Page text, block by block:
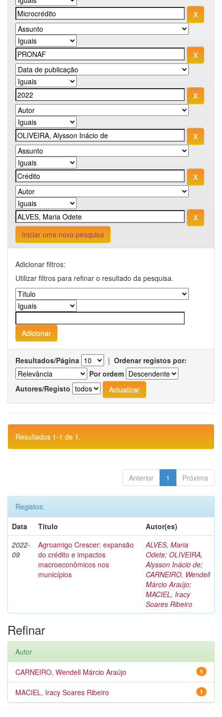
Iniciar uma nova pesquisa
Adicionar filtros:
Utilizar filtros para refinar o resultado da pesquisa.
Resultados/Página | Ordenar registos por:
Por ordem
Autores/Registo
Resultados 1-1 de 1.
Anterior 1 Próxima
Registos:
Data
Título
Autor(es)
2022-
09
Agroamigo Crescer: expansão
do crédito e impactos
macroeconômicos nos
municípios
ALVES, Maria
Odete; OLIVEIRA,
Alysson Inácio de;
CARNEIRO, Wendell
Márcio Araújo;
MACIEL, Iracy
Soares Ribeiro
Refinar
Autor
1
CARNEIRO, Wendell Márcio Araújo
1
MACIEL, Iracy Soares Ribeiro